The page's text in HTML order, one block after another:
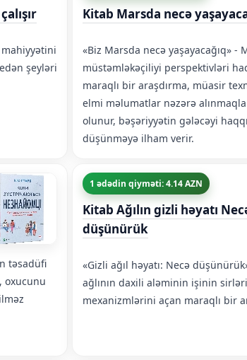
şeyləri
Kitab Marsda necə
«Biz Marsda necə yaşayacağıq» -
müstəmləkəçiliyi perspektivləri
maraqlı bir araşdırma, müasir
elmi məlumatlar nəzərə
olunur, bəşəriyyətin gələcəyi
düşünməyə ilham verir.
təsadüfi
oxucunu
1 ədədin qiyməti: 4.14 AZN
Kitab Ağılın gizli həyatı
düşünürük
«Gizli ağıl həyatı: Necə
ağlının daxili aləminin işinin
mexanizmlərini açan maraqlı bir